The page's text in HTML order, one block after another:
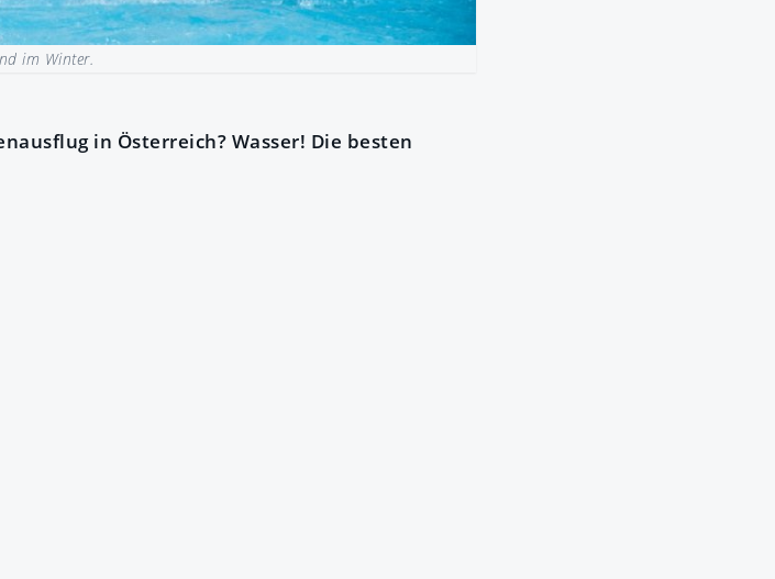
im Winter.
in Österreich? Wasser! Die besten